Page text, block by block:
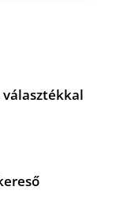
választékkal